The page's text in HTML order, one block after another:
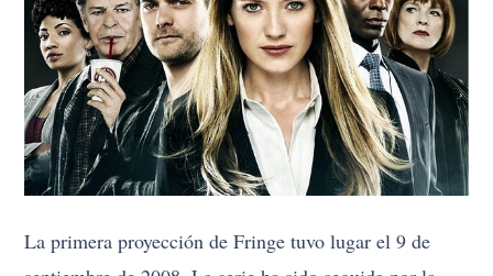
La primera proyección de Fringe tuvo lugar el 9 de